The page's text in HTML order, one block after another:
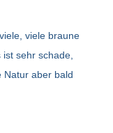
viele braune
sehr schade,
Natur aber bald